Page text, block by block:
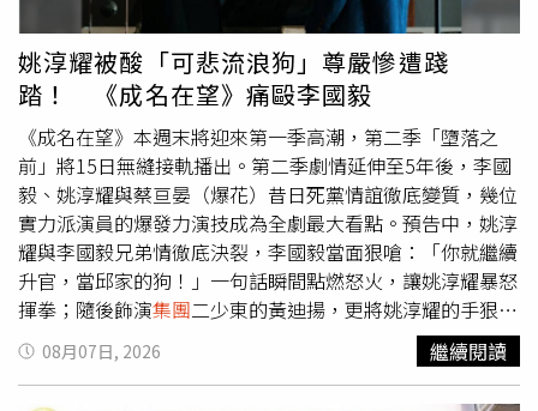
其真實性。他指出，政府當時也接獲不少相關訊息，均逐案
查證並公開澄清。談及事件後續引發的政治攻防，陳時中表
示，疫情期間許多議題遭到誤解甚至扭曲，也讓防疫工作承
受不少壓力，對此他仍感到相當遺憾。
姚淳耀被酸「可悲流浪狗」尊嚴慘遭踐
踏！ 《成名在望》痛毆李國毅
《成名在望》本週末將迎來第一季高潮，第二季「墮落之
前」將15日無縫接軌播出。第二季劇情延伸至5年後，李國
毅、姚淳耀與蔡亘晏（爆花）昔日死黨情誼徹底變質，幾位
實力派演員的爆發力演技成為全劇最大看點。預告中，姚淳
耀與李國毅兄弟情徹底決裂，李國毅當面狠嗆：「你就繼續
升官，當邱家的狗！」一句話瞬間點燃怒火，讓姚淳耀暴怒
揮拳；隨後飾演集團二少東的黃迪揚，更將姚淳耀的手狠踩
在腳下，輕蔑警告：「一條可悲的流浪狗，千萬不要想爬到
我頭上！」姚淳耀將掙扎與受盡屈辱的壓抑展現得淋漓盡
致。不僅如此，姚淳耀在第一季高潮中與蔡亘晏（爆花）的
08月07日, 2026 繼續閱讀